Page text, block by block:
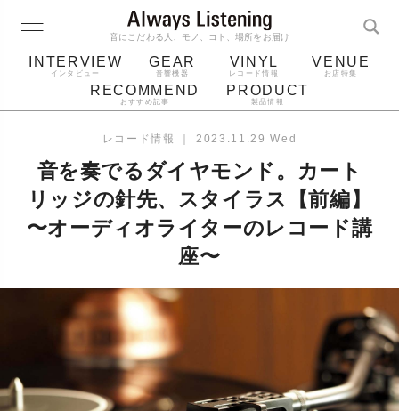
音にこだわる人、モノ、コト、場所をお届け
INTERVIEW
インタビュー
GEAR
音響機器
VINYL
レコード情報
VENUE
お店特集
RECOMMEND
おすすめ記事
PRODUCT
製品情報
ジャケット
レコード針
レコード情報 ｜ 2023.11.29 Wed
音を奏でるダイヤモンド。カート
リッジの針先、スタイラス【前編】
〜オーディオライターのレコード講
座〜